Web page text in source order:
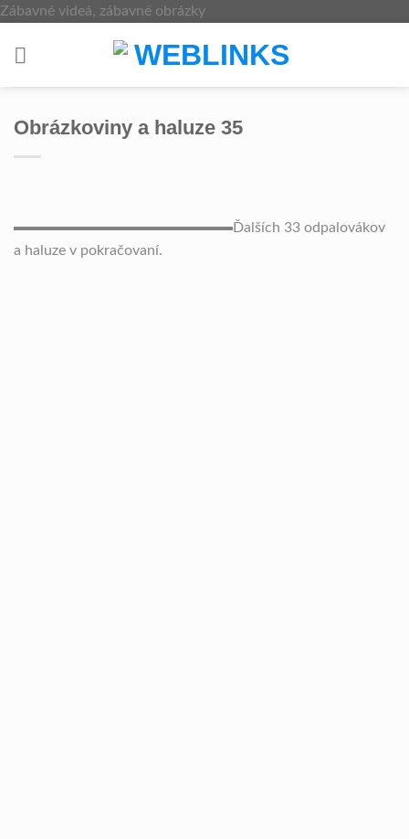
Zábavné videá, zábavné obrázkySkip
content
Obrázkoviny a haluze 35
Ďalších 33 odpalovákov
a haluze v pokračovaní.